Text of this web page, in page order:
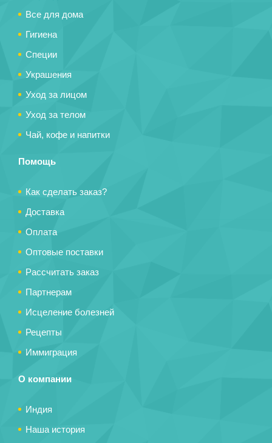
Все для дома
Гигиена
Специи
Украшения
Уход за лицом
Уход за телом
Чай, кофе и напитки
Помощь
Как сделать заказ?
Доставка
Оплата
Оптовые поставки
Рассчитать заказ
Партнерам
Исцеление болезней
Рецепты
Иммиграция
О компании
Индия
Наша история